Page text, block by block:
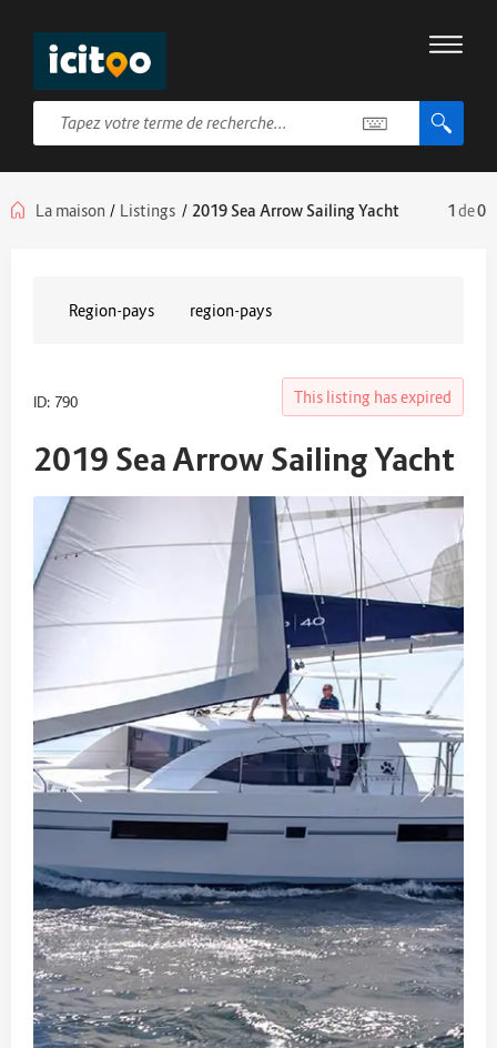
La maison / Listings / 2019 Sea Arrow Sailing Yacht 1de0
Region-pays region-pays
ID: 790 This listing has expired
2019 Sea Arrow Sailing Yacht